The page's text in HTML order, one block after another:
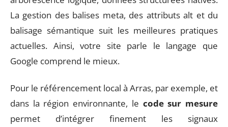
La gestion des balises meta, des attributs alt et du
balisage sémantique suit les meilleures pratiques
actuelles. Ainsi, votre site parle le langage que
Google comprend le mieux.
Pour le référencement local à Arras, par exemple, et
dans la région environnante, le code sur mesure
permet d’intégrer finement les signaux